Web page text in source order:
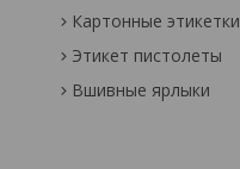
Картонные этикетки
Этикет пистолеты
Вшивные ярлыки